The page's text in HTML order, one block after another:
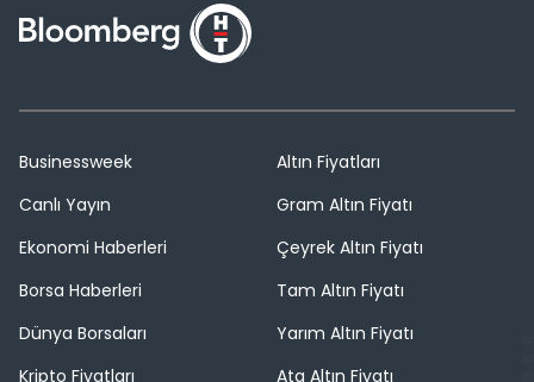
Businessweek
Canlı Yayın
Ekonomi Haberleri
Borsa Haberleri
Dünya Borsaları
Kripto Fiyatları
Altın Fiyatları
Gram Altın Fiyatı
Çeyrek Altın Fiyatı
Tam Altın Fiyatı
Yarım Altın Fiyatı
Ata Altın Fiyatı